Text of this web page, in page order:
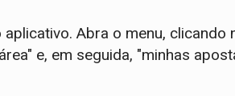
Abra o menu,
e, em seguida, "minhas